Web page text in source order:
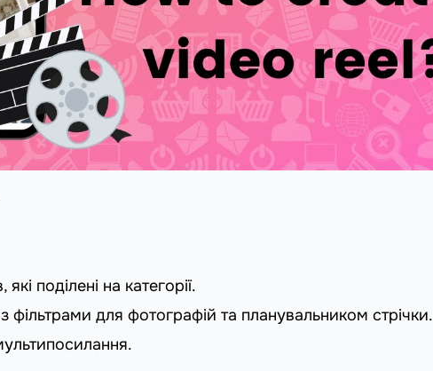
поділені на категорії.
для фотографій та планувальником стрічки.